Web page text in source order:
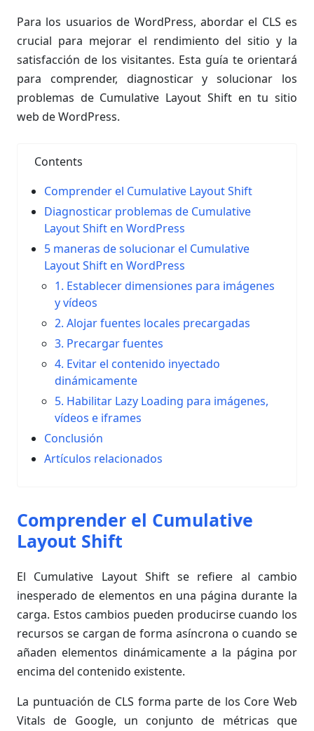
Para los usuarios de WordPress, abordar el CLS es
crucial para mejorar el rendimiento del sitio y la
satisfacción de los visitantes. Esta guía te orientará
para comprender, diagnosticar y solucionar los
problemas de Cumulative Layout Shift en tu sitio
web de WordPress.
Contents
Comprender el Cumulative Layout Shift
Diagnosticar problemas de Cumulative
Layout Shift en WordPress
5 maneras de solucionar el Cumulative
Layout Shift en WordPress
1. Establecer dimensiones para imágenes
y vídeos
2. Alojar fuentes locales precargadas
3. Precargar fuentes
4. Evitar el contenido inyectado
dinámicamente
5. Habilitar Lazy Loading para imágenes,
vídeos e iframes
Conclusión
Artículos relacionados
Comprender el Cumulative
Layout Shift
El Cumulative Layout Shift se refiere al cambio
inesperado de elementos en una página durante la
carga. Estos cambios pueden producirse cuando los
recursos se cargan de forma asíncrona o cuando se
añaden elementos dinámicamente a la página por
encima del contenido existente.
La puntuación de CLS forma parte de los Core Web
Vitals de Google, un conjunto de métricas que